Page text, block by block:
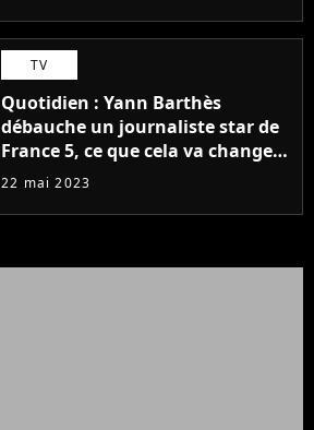
TV
Quotidien : Yann Barthès
débauche un journaliste star de
France 5, ce que cela va changer
à la rentrée
22 mai 2023